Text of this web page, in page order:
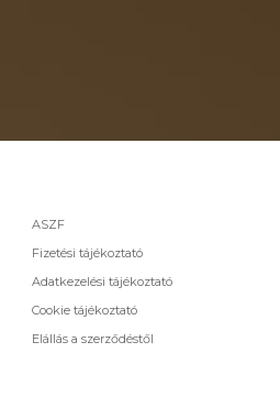
ASZF
Fizetési tájékoztató
Adatkezelési tájékoztató
Cookie tájékoztató
Elállás a szerződéstől